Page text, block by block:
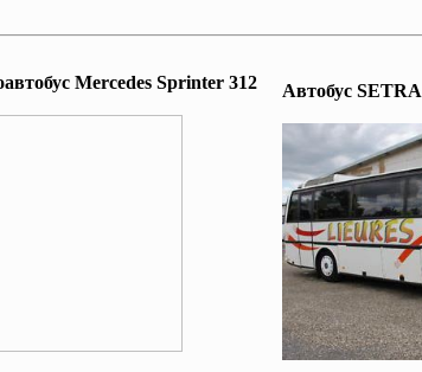
Mеrcedes Sprinter 312 Автобус SETRA